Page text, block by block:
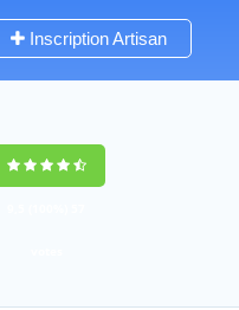
Inscription Artisan